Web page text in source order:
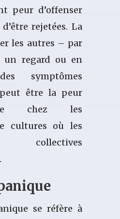
peur d’offenser
rejetées. La
les autres – par
un regard ou en
symptômes
être la peur
chez les
cultures où les
se réfère à